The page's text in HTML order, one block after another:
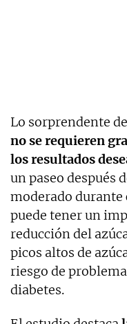
Lo sorprendente
no se requieren
los resultados
un paseo después
moderado
puede tener un
reducción del
picos altos de
riesgo de
diabetes.